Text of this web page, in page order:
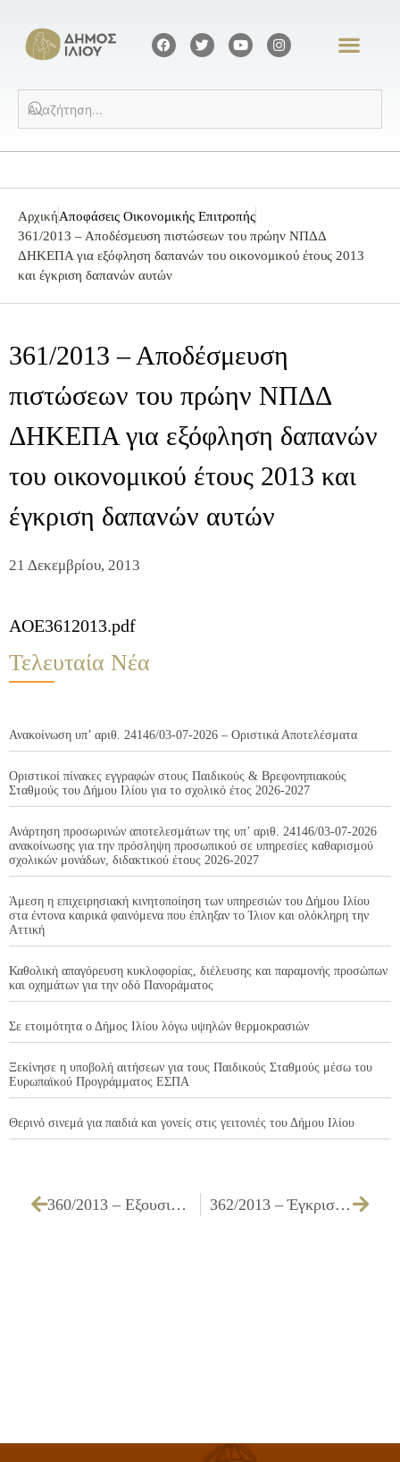
ΑρχικήΑποφάσεις Οικονομικής Επιτροπής
361/2013 – Αποδέσμευση πιστώσεων του πρώην ΝΠΔΔ
ΔΗΚΕΠΑ για εξόφληση δαπανών του οικονομικού έτους 2013
και έγκριση δαπανών αυτών
361/2013 – Αποδέσμευση
πιστώσεων του πρώην ΝΠΔΔ
ΔΗΚΕΠΑ για εξόφληση δαπανών
του οικονομικού έτους 2013 και
έγκριση δαπανών αυτών
21 Δεκεμβρίου, 2013
AOE3612013.pdf
Τελευταία Νέα
Ανακοίνωση υπ’ αριθ. 24146/03-07-2026 – Οριστικά Αποτελέσματα
Οριστικοί πίνακες εγγραφών στους Παιδικούς & Βρεφονηπιακούς
Σταθμούς του Δήμου Ιλίου για το σχολικό έτος 2026-2027
Ανάρτηση προσωρινών αποτελεσμάτων της υπ’ αριθ. 24146/03-07-2026
ανακοίνωσης για την πρόσληψη προσωπικού σε υπηρεσίες καθαρισμού
σχολικών μονάδων, διδακτικού έτους 2026-2027
Άμεση η επιχειρησιακή κινητοποίηση των υπηρεσιών του Δήμου Ιλίου
στα έντονα καιρικά φαινόμενα που έπληξαν το Ίλιον και ολόκληρη την
Αττική
Καθολική απαγόρευση κυκλοφορίας, διέλευσης και παραμονής προσώπων
και οχημάτων για την οδό Πανοράματος
Σε ετοιμότητα ο Δήμος Ιλίου λόγω υψηλών θερμοκρασιών
Ξεκίνησε η υποβολή αιτήσεων για τους Παιδικούς Σταθμούς μέσω του
Ευρωπαϊκού Προγράμματος ΕΣΠΑ
Θερινό σινεμά για παιδιά και γονείς στις γειτονιές του Δήμου Ιλίου
360/2013 – Εξουσιοδότηση του δικηγόρου του Δήμου για παράστασης σε δικαστήριο 362/2013 – Έγκριση πίστωσης συνεχιζόμενων συμβάσεων προμηθειών – εργασιών του πρώην ΝΠΔΔ ΔΗΚΕΠΑ